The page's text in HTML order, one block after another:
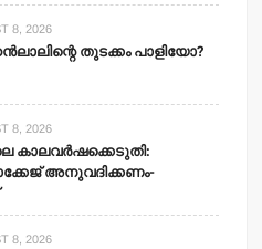
8, 2026
തുടക്കം പാളിയോ?
8, 2026
കാലവര്‍ഷക്കെടുതി:
അനുവദിക്കണം-
8, 2026